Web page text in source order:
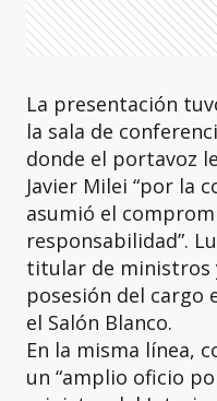
La presentación
la sala de
donde el portavoz
Javier Milei “por la
asumió el
responsabilidad”.
titular de ministros
posesión del cargo
el Salón Blanco.
En la misma línea,
un “amplio oficio